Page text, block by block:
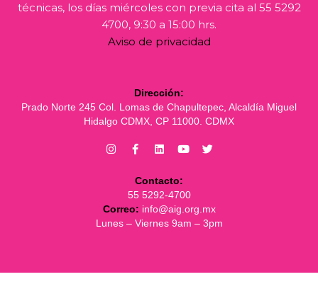
técnicas, los días miércoles con previa cita al 55 5292
4700, 9:30 a 15:00 hrs.
Aviso de privacidad
Dirección:
Prado Norte 245 Col. Lomas de Chapultepec, Alcaldía Miguel
Hidalgo CDMX, CP 11000. CDMX
Contacto:
55 5292-4700
Correo: info@aig.org.mx
Lunes – Viernes 9am – 3pm